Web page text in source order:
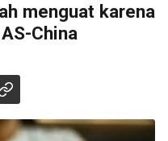
menguat karena
China